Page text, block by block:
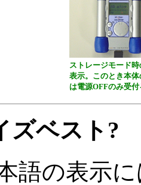
ストレージモード
表示。このとき本体
は電源OFFのみ受付
ズベスト?
語の表示